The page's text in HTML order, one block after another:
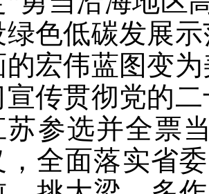
绿色低碳发展
的宏伟蓝图变
宣传贯彻党的
苏参选并全票
，全面落实省